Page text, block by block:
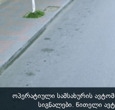
ოპერატიული სამსახურის
სიგნალები. წითელი